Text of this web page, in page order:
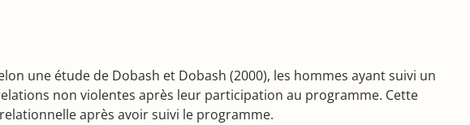
une étude de Dobash et Dobash (2000), les hommes ayant suivi un
non violentes après leur participation au programme. Cette
après avoir suivi le programme.